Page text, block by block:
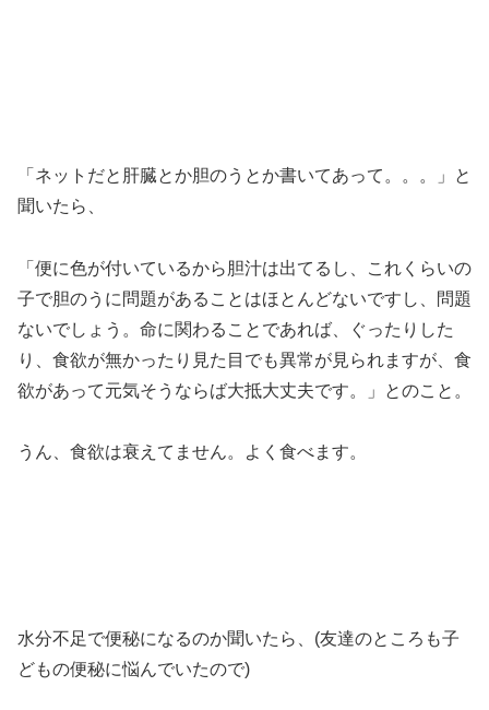
「ネットだと肝臓とか胆のうとか書いてあって。。。」と
聞いたら、
「便に色が付いているから胆汁は出てるし、これくらいの
子で胆のうに問題があることはほとんどないですし、問題
ないでしょう。命に関わることであれば、ぐったりした
り、食欲が無かったり見た目でも異常が見られますが、食
欲があって元気そうならば大抵大丈夫です。」とのこと。
うん、食欲は衰えてません。よく食べます。
水分不足で便秘になるのか聞いたら、(友達のところも子
どもの便秘に悩んでいたので)